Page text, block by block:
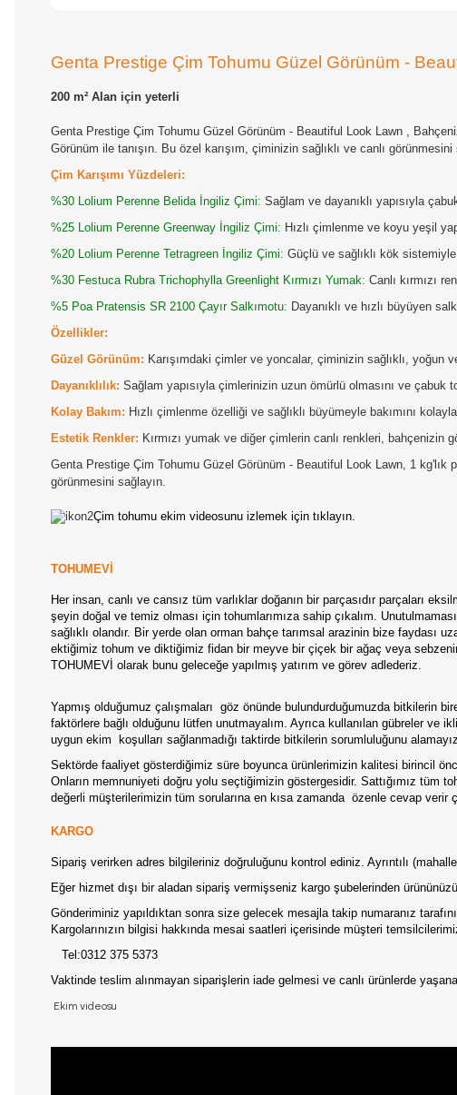
Genta Prestige Çim Tohumu Güzel Görünüm -
200 m² Alan için yeterli
Genta Prestige Çim Tohumu Güzel Görünüm - Beautiful Look Lawn ,
Görünüm ile tanışın. Bu özel karışım, çiminizin sağlıklı ve canlı
Çim Karışımı Yüzdeleri:
%30 Lolium Perenne Belida İngiliz Çimi: Sağlam ve dayanıklı yapısıyla
%25 Lolium Perenne Greenway İngiliz Çimi: Hızlı çimlenme ve koyu yeşil
%20 Lolium Perenne Tetragreen İngiliz Çimi: Güçlü ve sağlıklı kök
%30 Festuca Rubra Trichophylla Greenlight Kırmızı Yumak: Canlı kırmızı
%5 Poa Pratensis SR 2100 Çayır Salkımotu: Dayanıklı ve hızlı büyüyen
Özellikler:
Güzel Görünüm: Karışımdaki çimler ve yoncalar, çiminizin sağlıklı, yoğun
Dayanıklılık: Sağlam yapısıyla çimlerinizin uzun ömürlü olmasını ve çabuk
Kolay Bakım: Hızlı çimlenme özelliği ve sağlıklı büyümeyle bakımını
Estetik Renkler: Kırmızı yumak ve diğer çimlerin canlı renkleri, bahçenizin
Genta Prestige Çim Tohumu Güzel Görünüm - Beautiful Look Lawn, 1 kg'lık
görünmesini sağlayın.
Çim tohumu ekim videosunu izlemek için tıklayın.
TOHUMEVİ
Her insan, canlı ve cansız tüm varlıklar doğanın bir parçasıdır parçaları
şeyin doğal ve temiz olması için tohumlarımıza sahip çıkalım.
sağlıklı olandır. Bir yerde olan orman bahçe tarımsal arazinin bize faydası
ektiğimiz tohum ve diktiğimiz fidan bir meyve bir çiçek bir ağaç veya
TOHUMEVİ olarak bunu geleceğe yapılmış yatırım ve görev adlederiz.
Yapmış olduğumuz çalışmaları göz önünde bulundurduğumuzda bitkilerin
faktörlere bağlı olduğunu lütfen unutmayalım. Ayrıca kullanılan gübreler ve
uygun ekim
koşulları sağlanmadığı taktirde bitkilerin sorumluluğunu
Sektörde faaliyet gösterdiğimiz süre boyunca ürünlerimizin kalitesi birincil
Onların memnuniyeti doğru yolu seçtiğimizin göstergesidir. Sattığımız
değerli müşterilerimizin tüm sorularına en kısa zamanda özenle cevap verir
KARGO
Sipariş verirken adres bilgileriniz doğruluğunu kontrol ediniz. Ayrıntılı
Eğer hizmet dışı bir aladan sipariş vermişseniz kargo şubelerinden
Gönderiminiz yapıldıktan sonra size gelecek mesajla takip numaranız
Kargolarınızın bilgisi hakkında mesai saatleri içerisinde müşteri
Tel:0312 375 5373
Vaktinde teslim alınmayan siparişlerin iade gelmesi ve canlı ürünlerde
Ekim videosu